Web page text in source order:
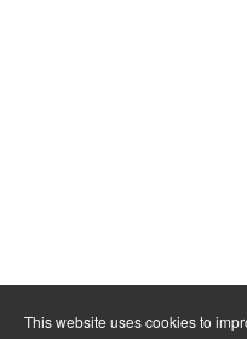
This website uses cookies to